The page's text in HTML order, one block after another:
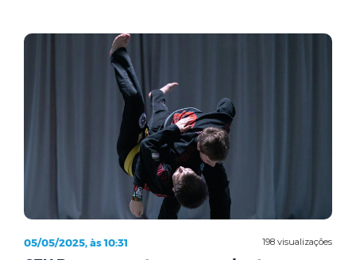
198 visualizações
05/05/2025, às 10:31